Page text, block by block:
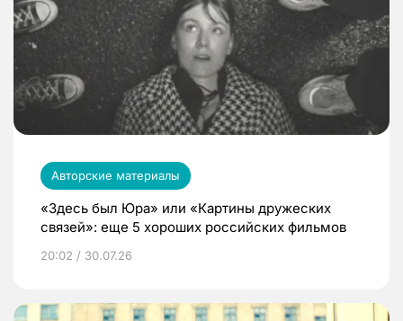
Авторские материалы
«Здесь был Юра» или «Картины дружеских
связей»: еще 5 хороших российских фильмов
20:02 / 30.07.26